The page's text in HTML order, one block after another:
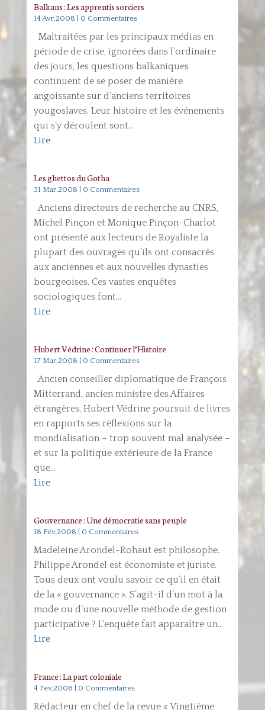
Balkans : Les apprentis sorciers
14 Avr,2008 | 0 Commentaires
Maltraitées par les principaux médias en
période de crise, ignorées dans l’ordinaire
des jours, les questions balkaniques
continuent de se poser de manière
angoissante sur d’anciens territoires
yougoslaves. Leur histoire et les événements
qui s’y déroulent sont...
Lire
Les ghettos du Gotha
31 Mar,2008 | 0 Commentaires
Anciens directeurs de recherche au CNRS,
Michel Pinçon et Monique Pinçon-Charlot
ont présenté aux lecteurs de Royaliste la
plupart des ouvrages qu’ils ont consacrés
aux anciennes et aux nouvelles dynasties
bourgeoises. Ces vastes enquêtes
sociologiques font...
Lire
Hubert Védrine : Continuer l’Histoire
17 Mar,2008 | 0 Commentaires
Ancien conseiller diplomatique de François
Mitterrand, ancien ministre des Affaires
étrangères, Hubert Védrine poursuit de livres
en rapports ses réflexions sur la
mondialisation – trop souvent mal analysée –
et sur la politique extérieure de la France
que...
Lire
Gouvernance : Une démocratie sans peuple
18 Fév,2008 | 0 Commentaires
Madeleine Arondel-Rohaut est philosophe.
Philippe Arondel est économiste et juriste.
Tous deux ont voulu savoir ce qu’il en était
de la « gouvernance ». S’agit-il d’un mot à la
mode ou d’une nouvelle méthode de gestion
participative ? L’enquête fait apparaître un...
Lire
France : La part coloniale
4 Fév,2008 | 0 Commentaires
Rédacteur en chef de la revue « Vingtième